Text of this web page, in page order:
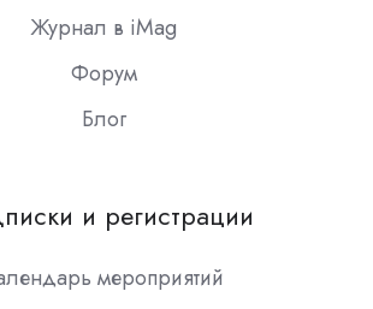
Журнал в iMag
Форум
Блог
и регистрации
мероприятий